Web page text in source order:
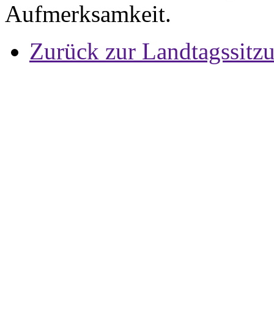
Aufmerksamkeit.
Zurück zur